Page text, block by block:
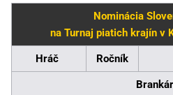
Nominácia
na Turnaj piatich krajín v
Hráč Ročník